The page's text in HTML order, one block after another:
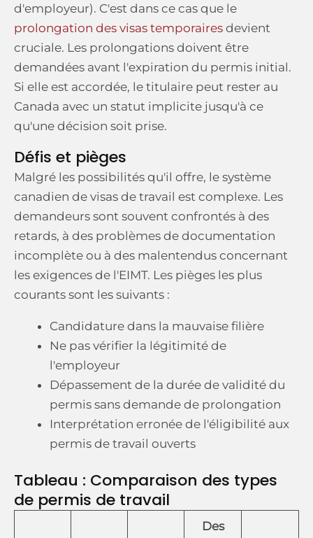
d'employeur). C'est dans ce cas que le
prolongation des visas temporaires devient
cruciale. Les prolongations doivent être
demandées avant l'expiration du permis initial.
Si elle est accordée, le titulaire peut rester au
Canada avec un statut implicite jusqu'à ce
qu'une décision soit prise.
Défis et pièges
Malgré les possibilités qu'il offre, le système
canadien de visas de travail est complexe. Les
demandeurs sont souvent confrontés à des
retards, à des problèmes de documentation
incomplète ou à des malentendus concernant
les exigences de l'EIMT. Les pièges les plus
courants sont les suivants :
Candidature dans la mauvaise filière
Ne pas vérifier la légitimité de
l'employeur
Dépassement de la durée de validité du
permis sans demande de prolongation
Interprétation erronée de l'éligibilité aux
permis de travail ouverts
Tableau : Comparaison des types
de permis de travail
Des